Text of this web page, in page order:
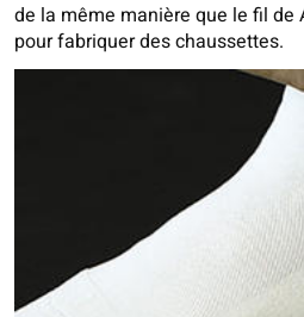
de la même manière que le fil de
pour fabriquer des chaussettes.